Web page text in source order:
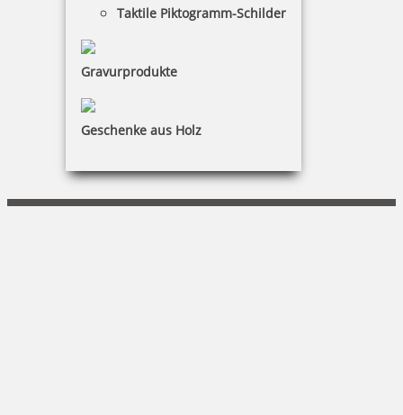
Taktile Piktogramm-Schilder
Gravurprodukte
Geschenke aus Holz
KONTAKT
Digital Production & Service
Daniel Peter Staude
09332 590041